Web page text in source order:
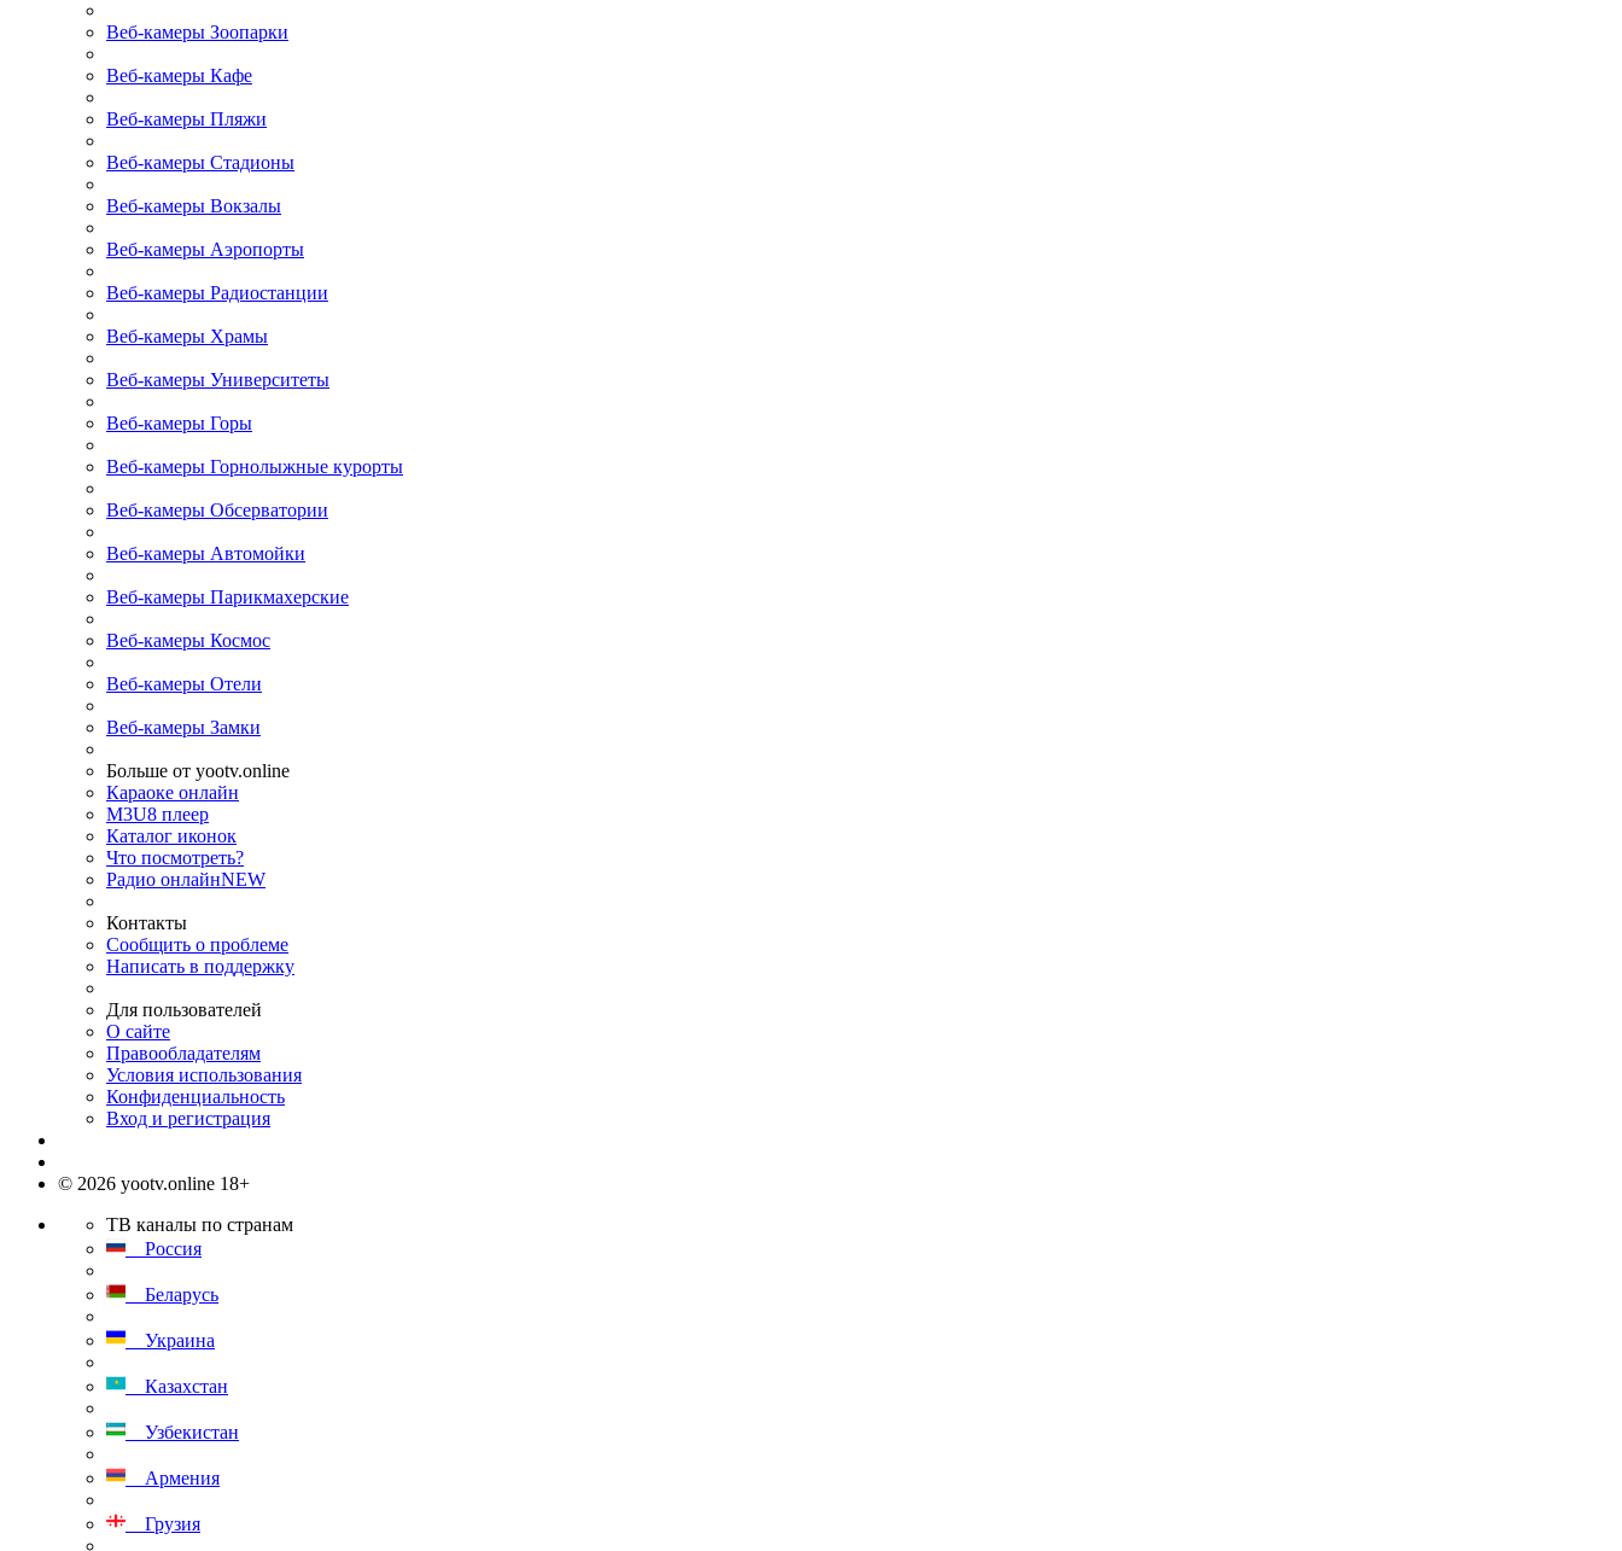
Веб-камеры Зоопарки
Веб-камеры Кафе
Веб-камеры Пляжи
Веб-камеры Стадионы
Веб-камеры Вокзалы
Веб-камеры Аэропорты
Веб-камеры Радиостанции
Веб-камеры Храмы
Веб-камеры Университеты
Веб-камеры Горы
Веб-камеры Горнолыжные курорты
Веб-камеры Обсерватории
Веб-камеры Автомойки
Веб-камеры Парикмахерские
Веб-камеры Космос
Веб-камеры Отели
Веб-камеры Замки
Больше от yootv.online
Караоке онлайн
M3U8 плеер
Каталог иконок
Что посмотреть?
Радио онлайнNEW
Контакты
Сообщить о проблеме
Написать в поддержку
Для пользователей
О сайте
Правообладателям
Условия использования
Конфиденциальность
Вход и регистрация
© 2026 yootv.online 18+
ТВ каналы по странам
Россия
Беларусь
Украина
Казахстан
Узбекистан
Армения
Грузия